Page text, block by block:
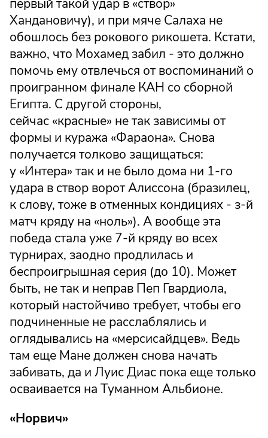
первый такой удар в «створ»
Хандановичу), и при мяче Салаха не
обошлось без рокового рикошета. Кстати,
важно, что Мохамед забил - это должно
помочь ему отвлечься от воспоминаний о
проигранном финале КАН со сборной
Египта. С другой стороны,
сейчас «красные» не так зависимы от
формы и куража «Фараона». Снова
получается толково защищаться:
у «Интера» так и не было дома ни 1-го
удара в створ ворот Алиссона (бразилец,
к слову, тоже в отменных кондициях - з-й
матч кряду на «ноль»). А вообще эта
победа стала уже 7-й кряду во всех
турнирах, заодно продлилась и
беспроигрышная серия (до 10). Может
быть, не так и неправ Пеп Гвардиола,
который настойчиво требует, чтобы его
подчиненные не расслаблялись и
оглядывались на «мерсисайдцев». Ведь
там еще Мане должен снова начать
забивать, да и Луис Диас пока еще только
осваивается на Туманном Альбионе.
«Норвич»